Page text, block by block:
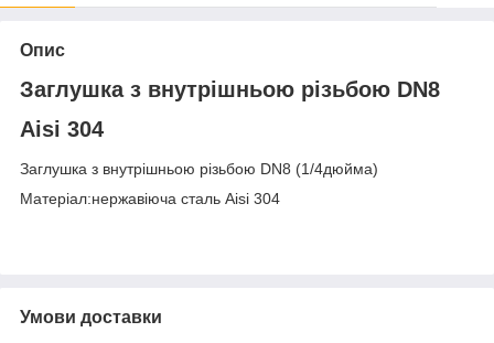
Опис
Заглушка з внутрішньою різьбою DN8
Aisi 304
Заглушка з внутрішньою різьбою DN8 (1/4дюйма)
Матеріал:нержавіюча сталь Aisi 304
Умови доставки